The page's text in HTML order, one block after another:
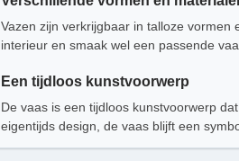
Vazen zijn verkrijgbaar in talloze
interieur en smaak wel een passende
Een tijdloos kunstvoorwerp
De vaas is een tijdloos kunstvoorwerp
eigentijds design, de vaas blijft een